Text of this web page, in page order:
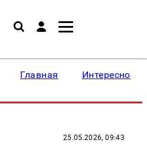
Главная Интересное
25.05.2026, 09:43